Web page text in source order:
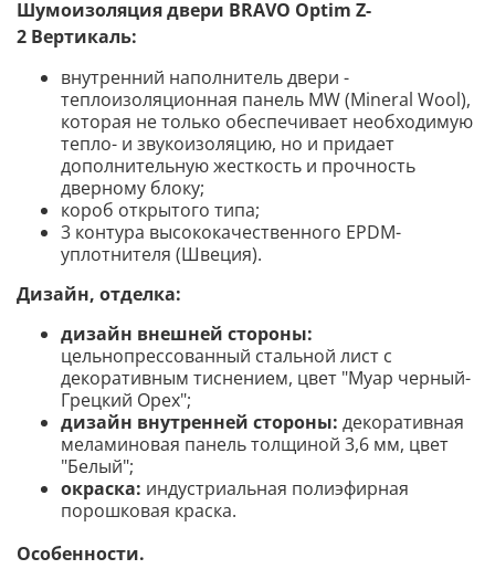
Шумоизоляция двери BRAVO Optim Z-
2 Вертикаль:
внутренний наполнитель двери -
теплоизоляционная панель MW (Mineral Wool),
которая не только обеспечивает необходимую
тепло- и звукоизоляцию, но и придает
дополнительную жесткость и прочность
дверному блоку;
короб открытого типа;
3 контура высококачественного EPDM-
уплотнителя (Швеция).
Дизайн, отделка:
дизайн внешней стороны:
цельнопрессованный стальной лист с
декоративным тиснением, цвет "Муар черный-
Грецкий Орех";
дизайн внутренней стороны: декоративная
меламиновая панель толщиной 3,6 мм, цвет
"Белый";
окраска: индустриальная полиэфирная
порошковая краска.
Особенности.